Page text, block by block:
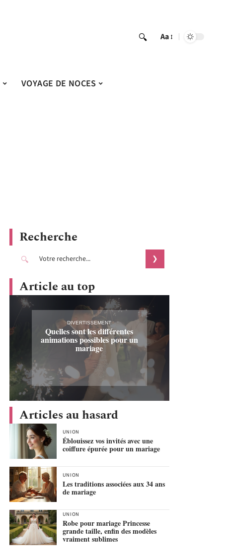
Aa
VOYAGE DE NOCES
Recherche
Article au top
DIVERTISSEMENT
Quelles sont les différentes
animations possibles pour un
mariage
Articles au hasard
UNION
Éblouissez vos invités avec une
coiffure épurée pour un mariage
UNION
Les traditions associées aux 34 ans
de mariage
UNION
Robe pour mariage Princesse
grande taille, enfin des modèles
vraiment sublimes